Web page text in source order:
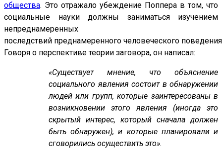
общества. Это отражало убеждение Поппера в том, что
социальные науки должны заниматься изучением
непреднамеренных
последствий преднамеренного человеческого
Говоря о перспективе теории заговора, он написал:
«Существует мнение, что объяснение
социального явления состоит в обнаружении
людей или групп, которые заинтересованы в
возникновении этого явления (иногда это
скрытый интерес, который сначала должен
быть обнаружен), и которые планировали и
сговорились осуществить это».